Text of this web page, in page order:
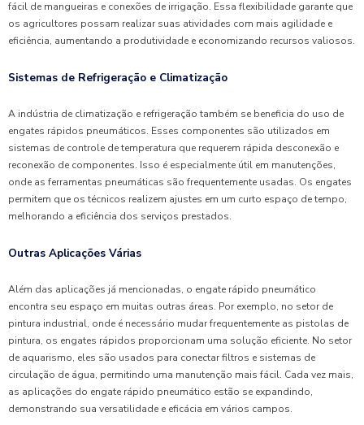
fácil de mangueiras e conexões de irrigação. Essa flexibilidade garante que
os agricultores possam realizar suas atividades com mais agilidade e
eficiência, aumentando a produtividade e economizando recursos valiosos.
Sistemas de Refrigeração e Climatização
A indústria de climatização e refrigeração também se beneficia do uso de
engates rápidos pneumáticos. Esses componentes são utilizados em
sistemas de controle de temperatura que requerem rápida desconexão e
reconexão de componentes. Isso é especialmente útil em manutenções,
onde as ferramentas pneumáticas são frequentemente usadas. Os engates
permitem que os técnicos realizem ajustes em um curto espaço de tempo,
melhorando a eficiência dos serviços prestados.
Outras Aplicações Várias
Além das aplicações já mencionadas, o engate rápido pneumático
encontra seu espaço em muitas outras áreas. Por exemplo, no setor de
pintura industrial, onde é necessário mudar frequentemente as pistolas de
pintura, os engates rápidos proporcionam uma solução eficiente. No setor
de aquarismo, eles são usados para conectar filtros e sistemas de
circulação de água, permitindo uma manutenção mais fácil. Cada vez mais,
as aplicações do engate rápido pneumático estão se expandindo,
demonstrando sua versatilidade e eficácia em vários campos.